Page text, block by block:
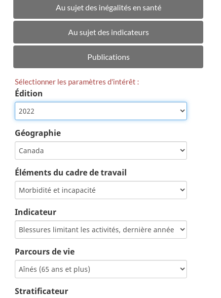
Au sujet des inégalités en santé
Au sujet des indicateurs
Publications
Sélectionner les paramètres d'intérêt :
Édition
Géographie
Éléments du cadre de travail
Indicateur
Parcours de vie
Stratificateur